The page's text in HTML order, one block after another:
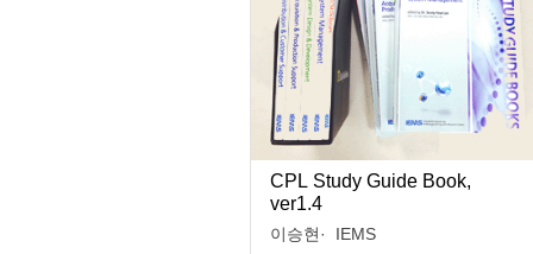
CPL Study Guide Book,
ver1.4
이승현 IEMS